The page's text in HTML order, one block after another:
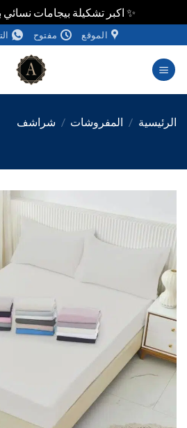
✨ اكبر تشكيلة بيجامات نسائي
الموقع مفتوح
/ المفروشات / شراشف